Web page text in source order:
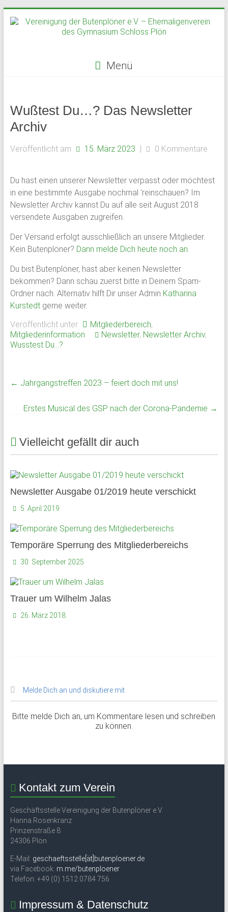
Inhalt
der
Butenplöner
e.V.
Ehemaligenverein
des
Gymnasium
Schloss
Plön
1951
von
ehemaligen
Schülern
des
Plöner
bildet
den
Schüler,
Lehrkräfte
Mitarbeiter
des
Schloss
Plön
des
früheren
Internats.
Menü
Wußtest Du…? Das Newsletter
Archiv
Veröffentlicht am 15. März 2023 | 0 Kommentare
Du hast einen unserer Newsletter verpasst oder möchtest
in eine bestimmte Ausgabe nochmal ‘reinschauen? Im
Newsletter Archiv kannst Du auf alle seit August 2018
versendete Ausgaben zugreifen.
Der Versand erfolgt ausschließlich an unsere Mitglieder.
Kein Butenplöner? Dann melde Dich heute noch an.
Du bist Butenplöner, hast aber keinen Newsletter
bekommen? Dann schau zuerst bitte in Deinem Spam-
Ordner nach. Alternativ hilft Dir unser Admin Katharina
Kurstedtgerne weiter.
Veröffentlicht unter
Mitgliederbereich,
Mitgliederinformation
Newsletter, Newsletter Archiv,
Wusstest Du...?
← Jahrgangstreffen 2023 – feiert doch mit uns!
Erstes Musical des GSP nach der Corona-Pandemie →
Vielleicht gefällt dir auch
Newsletter Ausgabe 01/2019 heute verschickt
5. April 2019
Temporäre Sperrung des Mitgliederbereichs
30. September 2025
Trauer um Wilhelm Jalas
26. März 2018
Melde Dich an und diskutiere mit
Bitte melde Dich an, um Kommentare lesen und schreiben
zu können.
Kontakt zum Verein
Geschäftsstelle Vereinigung der Butenplöner e.V.
Hanna Rosenkranz
Prinzenstraße 8
24306 Plön
E-Mail: geschaeftsstelle[ät]butenploener.de
via Facebook: m.me/butenploener
Telefon: +49 (0) 1512 0784 756
Impressum & Datenschutz